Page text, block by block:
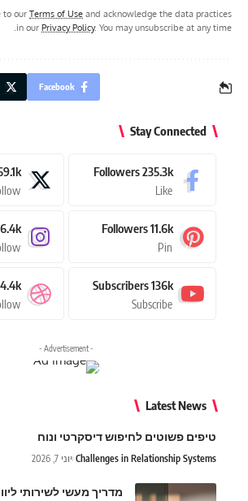
to ourTerms of Useand acknowledge the data practices
in ourPrivacy Policy. You may unsubscribe at any time.
Facebook
Stay Connected
235.3k
Followers
Like
69.1k
11.6k
Followers
Pin
56.4k
136k
Subscribers
Subscribe
4.4k
Latest News
טיפים פשוטים לחיפוש דיסקרטי ונוח
Challenges in Relationship Systems יוני 7, 2026
מדריך מעשי לשירותי